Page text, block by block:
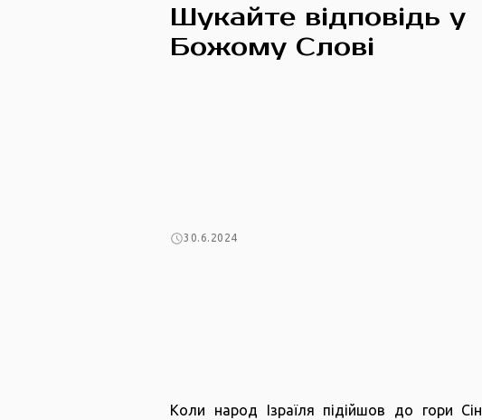
Шукайте відповідь у
Божому Слові
30.6.2024
Коли народ Ізраїля підійшов до гори